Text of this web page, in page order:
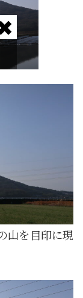
山を目印に現